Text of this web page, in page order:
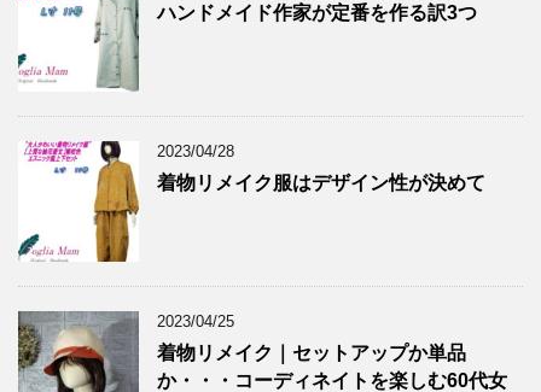
ハンドメイド作家が定番を作る訳3つ
2023/04/28
着物リメイク服はデザイン性が決めて
2023/04/25
着物リメイク｜セットアップか単品
か・・・コーディネイトを楽しむ60代女